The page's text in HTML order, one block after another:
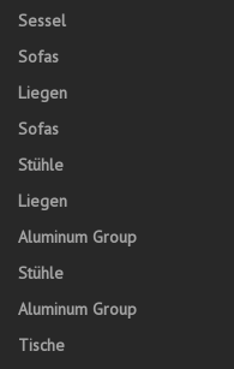
Sessel
Sofas
Liegen
Sofas
Stühle
Liegen
Aluminum Group
Stühle
Aluminum Group
Tische